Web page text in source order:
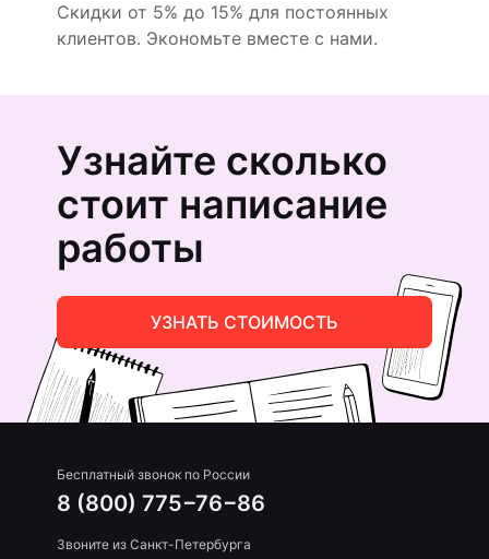
Скидки от 5% до 15% для постоянных
клиентов. Экономьте вместе с нами.
Узнайте сколько
стоит написание
работы
УЗНАТЬ СТОИМОСТЬ
Бесплатный звонок по России
8 (800) 775−76−86
Звоните из Санкт-Петербурга